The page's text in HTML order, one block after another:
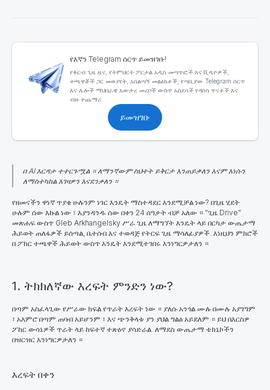
የእኛን Telegram ሰርጥ ይመዝገቡ!
የቅርብ ጊዜ ዜና, የትምህርት ፖርታል አዲስ መጣጥፎች እና ቪዲዮዎች,
ተጫዋቾች ጋር መወያየት, አሰልጣኝ መልዕክቶች, የጣቢያው Telegram ሰርጥ
እና ሌሎች ማህበራዊ አውታረ መረቦች ውስጥ አስደሳች የዳሰሳ ጥናቶች እና
ብዙ ተጨማሪ.
ይመዝገቡ
በ AI እርዳታ ተተርጉሟል ። ለማንኛውም ስህተት ይቅርታ እንጠይቃለን እናም እነሱን
ለማስተካከል እገዛዎን እናደንቃለን ።
የዘመናችን ዋነኛ ጥያቄ ሁሉንም ነገር እንዴት ማስተዳደር እንደሚቻል ነው? በጊዜ ሂደት
ሁሉም ሰው እኩል ነው ፣ እያንዳንዱ ሰው በቀን 24 ሰዓታት ብቻ አለው ። "ጊዜ Drive"
መጽሐፍ ውስጥ Gleb Arkhangelsky ሥራ ጊዜ ለማግኘት እንዴት ላይ በርካታ ውጤታማ
ሕይወት ጠለፋዎች ይሰጣል, ቤተሰብ እና ተወዳጅ የትርፍ ጊዜ ማሳለፊያዎች. እነዚህን ምክሮች
በ ፖከር ተጫዋች ሕይወት ውስጥ እንዴት እንደሚተገበሩ እንነግርዎታለን ።
1. ትክክለኛው እረፍት ምንድን ነው?
በጣም አስፈላጊው የሥራው ክፍል የጥራት እረፍት ነው ። ያለሱ አንጎል ሙሉ በሙሉ አያገግም
፣ አእምሮ በጣም ጠባብ አይሆንም ፣ እና ጭንቅላቱ ያን ያህል ግልፅ አይደለም ። ይህ በእርስዎ
ፖከር ውሳኔዎች ጥራት ላይ ከፍተኛ ተጽዕኖ ያሳድራል. ለማደስ ውጤታማ ቴክኒኮችን
በዝርዝር እንነግርዎታለን ።
እረፍት በቀን